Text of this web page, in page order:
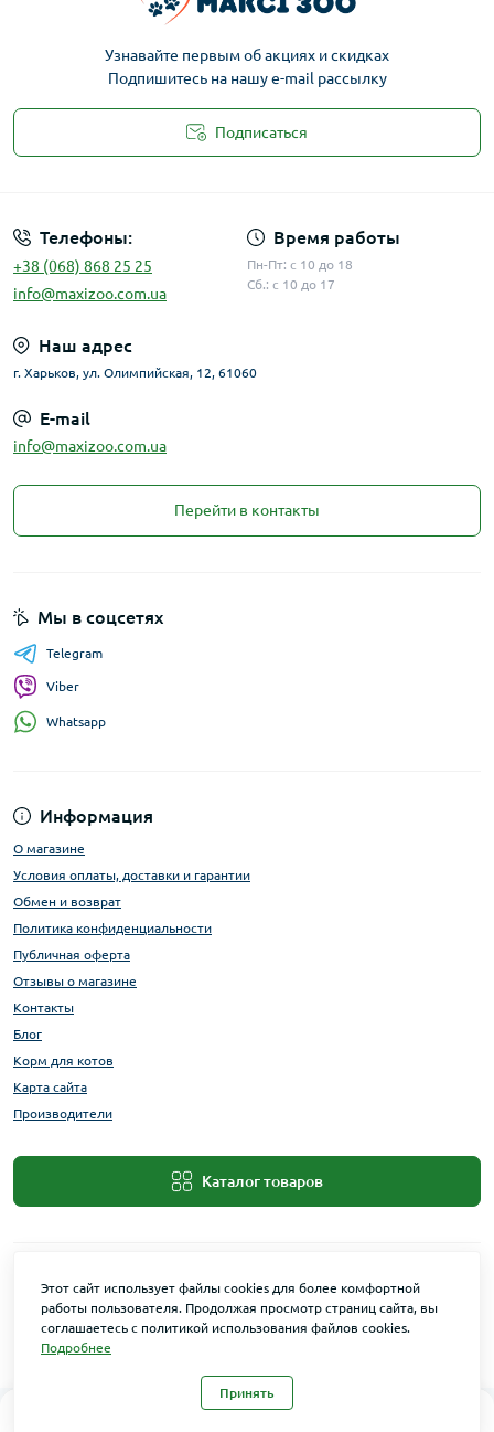
0
Узнавайте первым об акциях и скидках
Подпишитесь на нашу e-mail рассылку
Подписаться
Телефоны:
+38 (068) 868 25 25
info@maxizoo.com.ua
Время работы
Пн-Пт: с 10 до 18
Сб.: с 10 до 17
Наш адрес
г. Харьков, ул. Олимпийская, 12, 61060
E-mail
info@maxizoo.com.ua
Перейти в контакты
Информация
О магазине
Условия оплаты, доставки и гарантии
Обмен и возврат
Политика конфиденциальности
Публичная оферта
Отзывы о магазине
Контакты
Блог
Корм для котов
Карта сайта
Производители
Каталог товаров
Мы в соцсетях
Telegram
Viber
Whatsapp
Этот сайт использует файлы cookies для более комфортной
работы пользователя. Продолжая просмотр страниц сайта, вы
соглашаетесь с политикой использования файлов cookies.
Подробнее
Принять